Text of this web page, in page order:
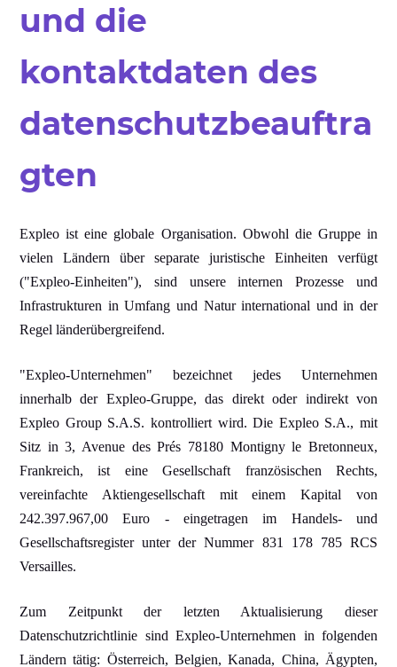
und die
kontaktdaten des
datenschutzbeauftra
gten
Expleo ist eine globale Organisation. Obwohl die Gruppe in
vielen Ländern über separate juristische Einheiten verfügt
("Expleo-Einheiten"), sind unsere internen Prozesse und
Infrastrukturen in Umfang und Natur international und in der
Regel länderübergreifend.
"Expleo-Unternehmen" bezeichnet jedes Unternehmen
innerhalb der Expleo-Gruppe, das direkt oder indirekt von
Expleo Group S.A.S. kontrolliert wird. Die Expleo S.A., mit
Sitz in 3, Avenue des Prés 78180 Montigny le Bretonneux,
Frankreich, ist eine Gesellschaft französischen Rechts,
vereinfachte Aktiengesellschaft mit einem Kapital von
242.397.967,00 Euro - eingetragen im Handels- und
Gesellschaftsregister unter der Nummer 831 178 785 RCS
Versailles.
Zum Zeitpunkt der letzten Aktualisierung dieser
Datenschutzrichtlinie sind Expleo-Unternehmen in folgenden
Ländern tätig: Österreich, Belgien, Kanada, China, Ägypten,